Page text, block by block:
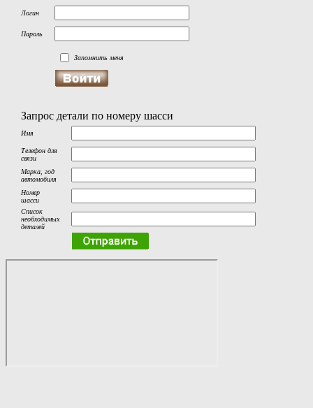
Логин
Пароль
Запомнить меня
Запрос детали по номеру шасси
Имя
Телефон для
связи
Марка, год
автомобиля
Номер
шасси
Список
необходимых
деталей